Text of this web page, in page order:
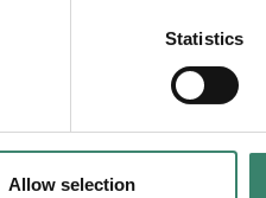
Statistics
Allow selection